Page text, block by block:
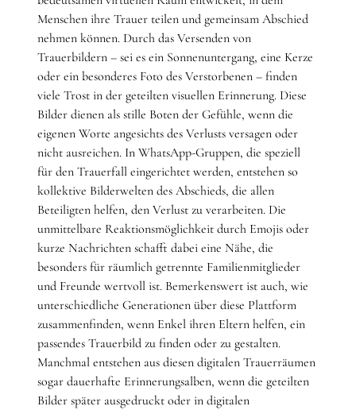
Menschen ihre Trauer teilen und gemeinsam Abschied
nehmen können. Durch das Versenden von
Trauerbildern – sei es ein Sonnenuntergang, eine Kerze
oder ein besonderes Foto des Verstorbenen – finden
viele Trost in der geteilten visuellen Erinnerung. Diese
Bilder dienen als stille Boten der Gefühle, wenn die
eigenen Worte angesichts des Verlusts versagen oder
nicht ausreichen. In WhatsApp-Gruppen, die speziell
für den Trauerfall eingerichtet werden, entstehen so
kollektive Bilderwelten des Abschieds, die allen
Beteiligten helfen, den Verlust zu verarbeiten. Die
unmittelbare Reaktionsmöglichkeit durch Emojis oder
kurze Nachrichten schafft dabei eine Nähe, die
besonders für räumlich getrennte Familienmitglieder
und Freunde wertvoll ist. Bemerkenswert ist auch, wie
unterschiedliche Generationen über diese Plattform
zusammenfinden, wenn Enkel ihren Eltern helfen, ein
passendes Trauerbild zu finden oder zu gestalten.
Manchmal entstehen aus diesen digitalen Trauerräumen
sogar dauerhafte Erinnerungsalben, wenn die geteilten
Bilder später ausgedruckt oder in digitalen